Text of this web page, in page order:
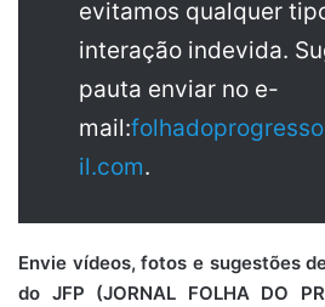
evitamos qualquer
interação indevida.
pauta enviar no e-
mail:
il.com.
Envie vídeos, fotos e sugestões
do JFP (JORNAL FOLHA DO